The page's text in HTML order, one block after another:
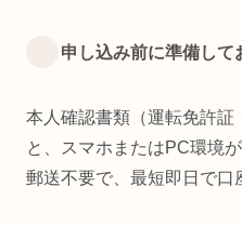
申し込み前に準備して
本人確認書類（運転免許証
と、スマホまたはPC環境
郵送不要で、最短即日で口